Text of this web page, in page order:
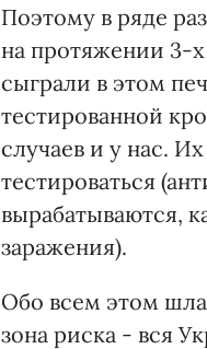
Поэтому в ряде
на протяжении 3-
сыграли в этом
тестированной
случаев и у нас.
тестироваться
вырабатываются,
заражения).
Обо всем этом
зона риска - вся